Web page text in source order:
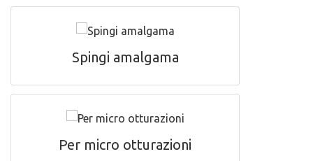
Spingi amalgama
Per micro otturazioni